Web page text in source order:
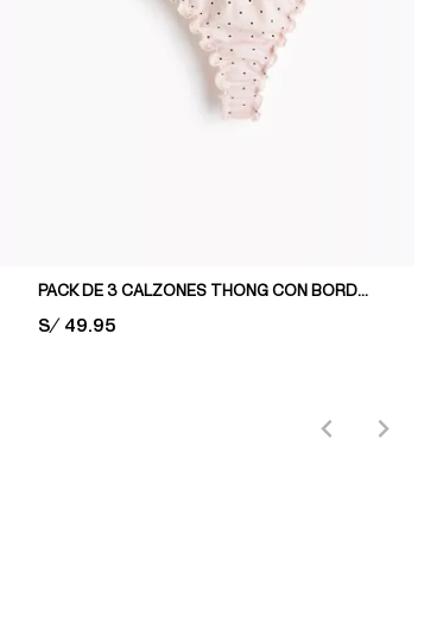
PACK DE 3 CALZONES THONG CON BORDE SOBREHILADO
PRICE:
S/ 49.95